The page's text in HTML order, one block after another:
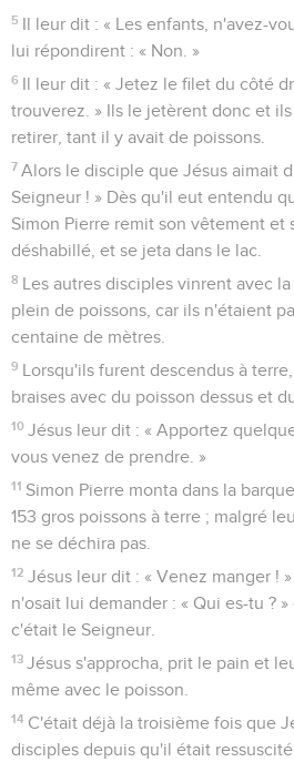
5 Il leur dit : « Les enfants, n'avez-
lui répondirent : « Non. »
6 Il leur dit : « Jetez le filet du côté
trouverez. » Ils le jetèrent donc et
retirer, tant il y avait de poissons.
7 Alors le disciple que Jésus aimait
Seigneur ! » Dès qu'il eut entendu
Simon Pierre remit son vêtement et
déshabillé, et se jeta dans le lac.
8 Les autres disciples vinrent avec
plein de poissons, car ils n'étaient
centaine de mètres.
9 Lorsqu'ils furent descendus à
braises avec du poisson dessus et
10 Jésus leur dit : « Apportez
vous venez de prendre. »
11 Simon Pierre monta dans la
153 gros poissons à terre ; malgré
ne se déchira pas.
12 Jésus leur dit : « Venez manger !
n'osait lui demander : « Qui es-tu ?
c'était le Seigneur.
13 Jésus s'approcha, prit le pain et
même avec le poisson.
14 C'était déjà la troisième fois que
disciples depuis qu'il était ressuscité.